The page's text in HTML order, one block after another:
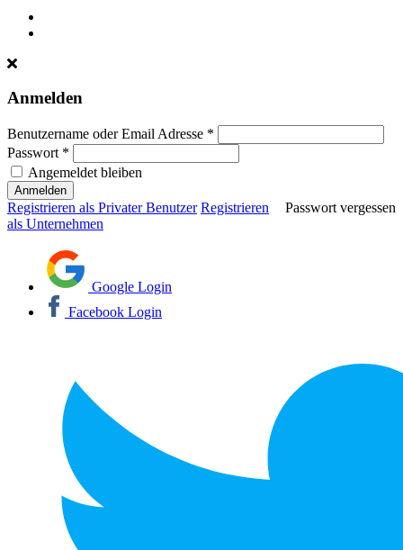
Anmelden
Benutzername oder Email Adresse *
Passwort *
Angemeldet bleiben
Passwort vergessen
Registrieren als Privater Benutzer Registrieren
als Unternehmen
Google Login
Facebook Login